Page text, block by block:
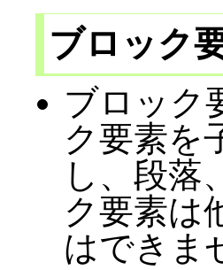
ブロック
ブロック
ク要素を
し、段落
ク要素は
はできま